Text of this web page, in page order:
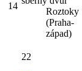
14
Roztoky
(Praha-
západ)
22